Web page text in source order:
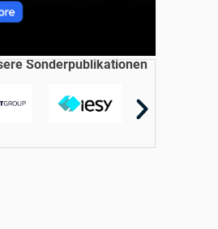
Sonderpublikationen